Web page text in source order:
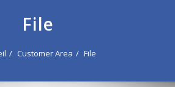
File
Customer Area File